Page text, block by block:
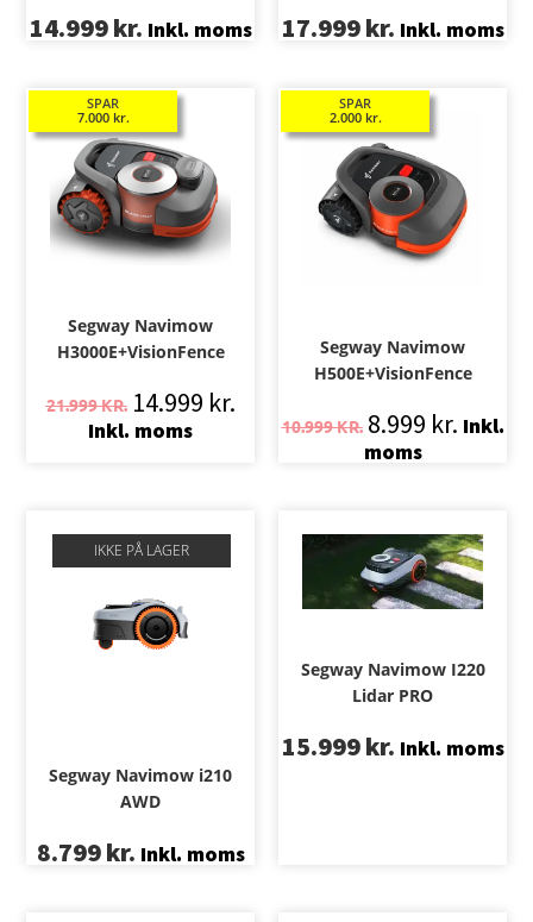
14.999kr. Inkl. moms 17.999kr. Inkl. moms
SPAR
7.000 kr.
Segway Navimow
H3000E+VisionFence
21.999KR. 14.999 kr.
Inkl. moms
SPAR
2.000 kr.
Segway Navimow
H500E+VisionFence
10.999KR. 8.999 kr. Inkl.
moms
IKKE PÅ LAGER
Segway Navimow i210
AWD
8.799kr. Inkl. moms
Segway Navimow I220
Lidar PRO
15.999kr. Inkl. moms